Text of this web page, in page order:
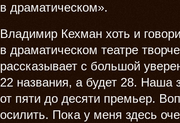
в драматическом».
Владимир Кехман хоть и
в драматическом театре
рассказывает с большой
22 названия, а будет 28. Наша
от пяти до десяти премьер.
осилить. Пока у меня здесь